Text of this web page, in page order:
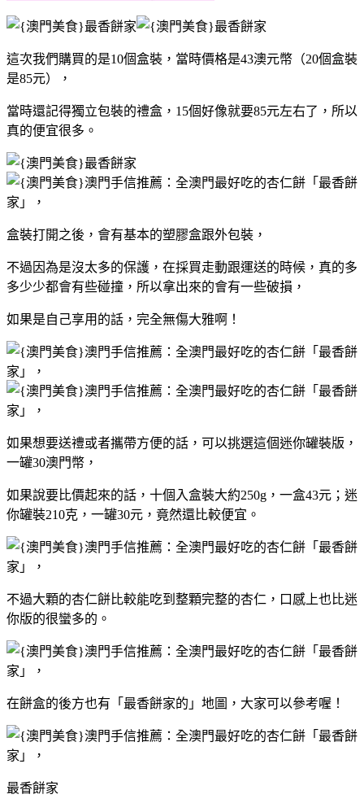
這次我們購買的是10個盒裝，當時價格是43澳元幣（20個盒裝
是85元），
當時還記得獨立包裝的禮盒，15個好像就要85元左右了，所以
真的便宜很多。
盒裝打開之後，會有基本的塑膠盒跟外包裝，
不過因為是沒太多的保護，在採買走動跟運送的時候，真的多
多少少都會有些碰撞，所以拿出來的會有一些破損，
如果是自己享用的話，完全無傷大雅啊！
如果想要送禮或者攜帶方便的話，可以挑選這個迷你罐裝版，
一罐30澳門幣，
如果說要比價起來的話，十個入盒裝大約250g，一盒43元；迷
你罐裝210克，一罐30元，竟然還比較便宜。
不過大顆的杏仁餅比較能吃到整顆完整的杏仁，口感上也比迷
你版的很蠻多的。
在餅盒的後方也有「最香餅家的」地圖，大家可以參考喔！
最香餅家